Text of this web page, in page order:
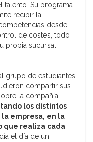
talento. Su programa
recibir la
desde
de costes, todo
propia sucursal.
grupo de estudiantes
compartir sus
la compañía.
los distintos
empresa, en la
que realiza cada
el día de un